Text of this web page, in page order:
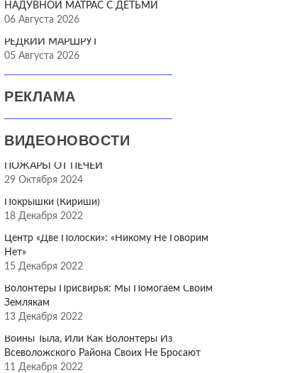
НАДУВНОЙ МАТРАС С ДЕТЬМИ
06 Августа 2026
РЕДКИЙ МАРШРУТ
05 Августа 2026
РЕКЛАМА
ВИДЕОНОВОСТИ
ПОЖАРЫ ОТ ПЕЧЕЙ
29 Октября 2024
Покрышки (Кириши)
18 Декабря 2022
Центр «Две Полоски»: «Никому Не Говорим
Нет»
15 Декабря 2022
Волонтёры Присвирья: Мы Помогаем Своим
Землякам
13 Декабря 2022
Воины Тыла, Или Как Волонтёры Из
Всеволожского Района Своих Не Бросают
11 Декабря 2022